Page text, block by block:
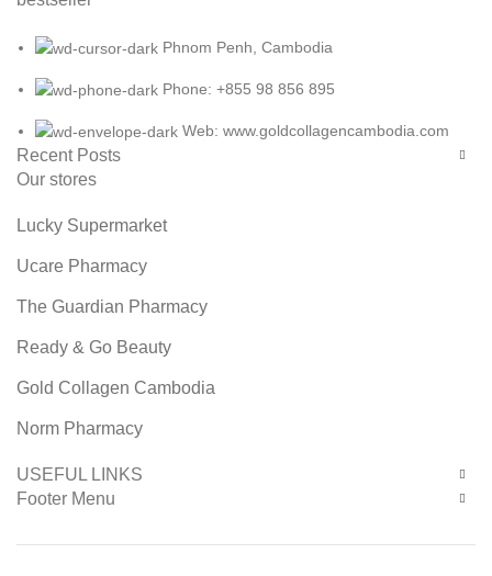
Phnom Penh, Cambodia
Phone: +855 98 856 895
Web: www.goldcollagencambodia.com
Recent Posts
Our stores
Lucky Supermarket
Ucare Pharmacy
The Guardian Pharmacy
Ready & Go Beauty
Gold Collagen Cambodia
Norm Pharmacy
USEFUL LINKS
Footer Menu